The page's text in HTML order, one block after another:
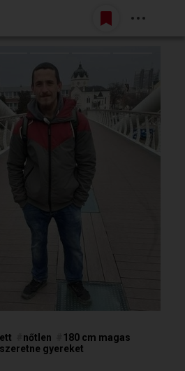
Belépés
nőtlen
180 cm magas
gyereket